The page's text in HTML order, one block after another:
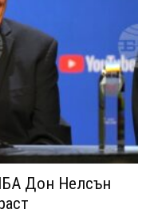
Дон Нелсън